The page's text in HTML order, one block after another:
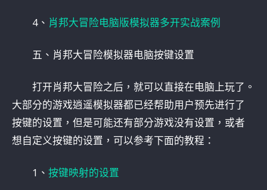
4、 肖邦大冒险电脑版模拟器多开实战案例
五、肖邦大冒险模拟器电脑按键设置
打开肖邦大冒险之后，就可以直接在电脑上玩了。
大部分的游戏逍遥模拟器都已经帮助用户预先进行了
按键的设置，但是可能还有部分游戏没有设置，或者
想自定义按键的设置，可以参考下面的教程：
1、 按键映射的设置